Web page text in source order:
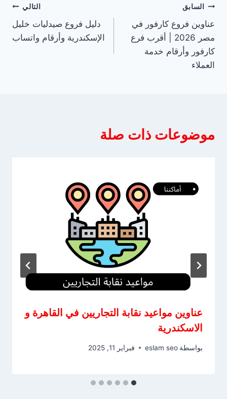
تصفّح
المقالات
السابق
عناوين فروع كارفور في
مصر 2026 | أقرب فرع
كارفور وأرقام خدمة
العملاء
التالي
دليل فروع صيدليات خليل
الإسكندرية وأرقام واتساب
موضوعات ذات صلة
عناوين مواعيد نقابة التجاريين في القاهرة و
الاسكندرية
بواسطة eslam seo فبراير 11, 2025